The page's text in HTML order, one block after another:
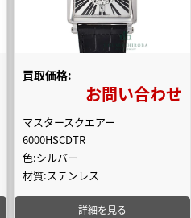
買取価格:
お問い合わせ
マスタースクエアー
6000HSCDTR
色:シルバー
材質:ステンレス
詳細を見る